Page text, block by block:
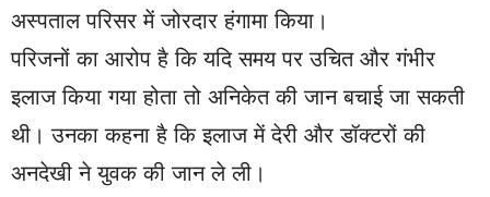
अस्पताल परिसर में जोरदार हंगामा किया।
परिजनों का आरोप है कि यदि समय पर उचित और गंभीर
इलाज किया गया होता तो अनिकेत की जान बचाई जा सकती
थी। उनका कहना है कि इलाज में देरी और डॉक्टरों की
अनदेखी ने युवक की जान ले ली।